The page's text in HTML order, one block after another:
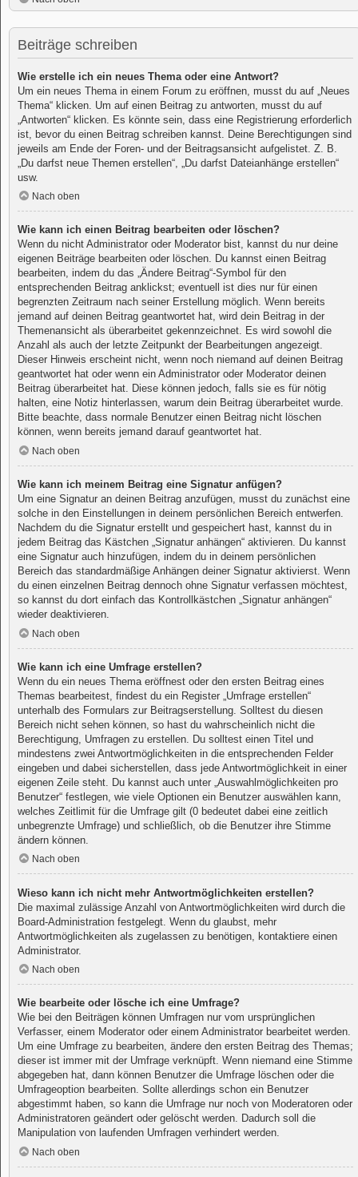
Beiträge schreiben
Wie erstelle ich ein neues Thema oder eine Antwort?
Um ein neues Thema in einem Forum zu eröffnen, musst du auf „Neues
Thema“ klicken. Um auf einen Beitrag zu antworten, musst du auf
„Antworten“ klicken. Es könnte sein, dass eine Registrierung erforderlich
ist, bevor du einen Beitrag schreiben kannst. Deine Berechtigungen sind
jeweils am Ende der Foren- und der Beitragsansicht aufgelistet. Z. B.
„Du darfst neue Themen erstellen“, „Du darfst Dateianhänge erstellen“
usw.
Nach oben
Wie kann ich einen Beitrag bearbeiten oder löschen?
Wenn du nicht Administrator oder Moderator bist, kannst du nur deine
eigenen Beiträge bearbeiten oder löschen. Du kannst einen Beitrag
bearbeiten, indem du das „Ändere Beitrag“-Symbol für den
entsprechenden Beitrag anklickst; eventuell ist dies nur für einen
begrenzten Zeitraum nach seiner Erstellung möglich. Wenn bereits
jemand auf deinen Beitrag geantwortet hat, wird dein Beitrag in der
Themenansicht als überarbeitet gekennzeichnet. Es wird sowohl die
Anzahl als auch der letzte Zeitpunkt der Bearbeitungen angezeigt.
Dieser Hinweis erscheint nicht, wenn noch niemand auf deinen Beitrag
geantwortet hat oder wenn ein Administrator oder Moderator deinen
Beitrag überarbeitet hat. Diese können jedoch, falls sie es für nötig
halten, eine Notiz hinterlassen, warum dein Beitrag überarbeitet wurde.
Bitte beachte, dass normale Benutzer einen Beitrag nicht löschen
können, wenn bereits jemand darauf geantwortet hat.
Nach oben
Wie kann ich meinem Beitrag eine Signatur anfügen?
Um eine Signatur an deinen Beitrag anzufügen, musst du zunächst eine
solche in den Einstellungen in deinem persönlichen Bereich entwerfen.
Nachdem du die Signatur erstellt und gespeichert hast, kannst du in
jedem Beitrag das Kästchen „Signatur anhängen“ aktivieren. Du kannst
eine Signatur auch hinzufügen, indem du in deinem persönlichen
Bereich das standardmäßige Anhängen deiner Signatur aktivierst. Wenn
du einen einzelnen Beitrag dennoch ohne Signatur verfassen möchtest,
so kannst du dort einfach das Kontrollkästchen „Signatur anhängen“
wieder deaktivieren.
Nach oben
Wie kann ich eine Umfrage erstellen?
Wenn du ein neues Thema eröffnest oder den ersten Beitrag eines
Themas bearbeitest, findest du ein Register „Umfrage erstellen“
unterhalb des Formulars zur Beitragserstellung. Solltest du diesen
Bereich nicht sehen können, so hast du wahrscheinlich nicht die
Berechtigung, Umfragen zu erstellen. Du solltest einen Titel und
mindestens zwei Antwortmöglichkeiten in die entsprechenden Felder
eingeben und dabei sicherstellen, dass jede Antwortmöglichkeit in einer
eigenen Zeile steht. Du kannst auch unter „Auswahlmöglichkeiten pro
Benutzer“ festlegen, wie viele Optionen ein Benutzer auswählen kann,
welches Zeitlimit für die Umfrage gilt (0 bedeutet dabei eine zeitlich
unbegrenzte Umfrage) und schließlich, ob die Benutzer ihre Stimme
ändern können.
Nach oben
Wieso kann ich nicht mehr Antwortmöglichkeiten erstellen?
Die maximal zulässige Anzahl von Antwortmöglichkeiten wird durch die
Board-Administration festgelegt. Wenn du glaubst, mehr
Antwortmöglichkeiten als zugelassen zu benötigen, kontaktiere einen
Administrator.
Nach oben
Wie bearbeite oder lösche ich eine Umfrage?
Wie bei den Beiträgen können Umfragen nur vom ursprünglichen
Verfasser, einem Moderator oder einem Administrator bearbeitet werden.
Um eine Umfrage zu bearbeiten, ändere den ersten Beitrag des Themas;
dieser ist immer mit der Umfrage verknüpft. Wenn niemand eine Stimme
abgegeben hat, dann können Benutzer die Umfrage löschen oder die
Umfrageoption bearbeiten. Sollte allerdings schon ein Benutzer
abgestimmt haben, so kann die Umfrage nur noch von Moderatoren oder
Administratoren geändert oder gelöscht werden. Dadurch soll die
Manipulation von laufenden Umfragen verhindert werden.
Nach oben